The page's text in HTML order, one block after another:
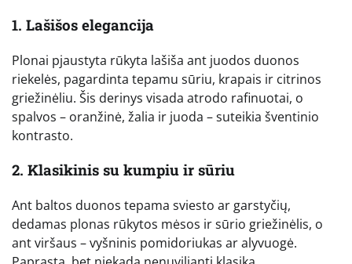
1. Lašišos elegancija
Plonai pjaustyta rūkyta lašiša ant juodos duonos
riekelės, pagardinta tepamu sūriu, krapais ir citrinos
griežinėliu. Šis derinys visada atrodo rafinuotai, o
spalvos – oranžinė, žalia ir juoda – suteikia šventinio
kontrasto.
2. Klasikinis su kumpiu ir sūriu
Ant baltos duonos tepama sviesto ar garstyčių,
dedamas plonas rūkytos mėsos ir sūrio griežinėlis, o
ant viršaus – vyšninis pomidoriukas ar alyvuogė.